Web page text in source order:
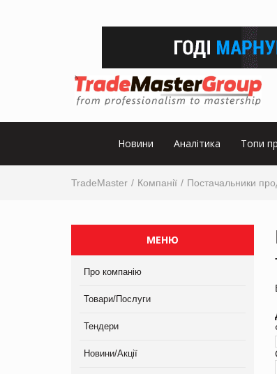
Новини Аналітика Топи
TradeMaster Компанії Постачальники
МЕНЮ
Про компанію
Товари/Послуги
Тендери
Новини/Акції